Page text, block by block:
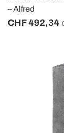
– Alfred
CHF 492,34